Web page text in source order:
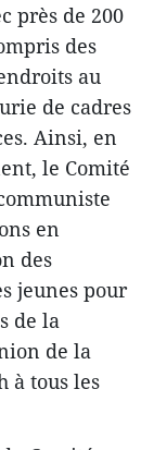
près de 200
des
au
de cadres
Ainsi, en
le Comité
en
des
jeunes pour
de la
de la
à tous les